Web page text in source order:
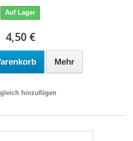
Auf Lager
4,50 €
Mehr
hinzufügen